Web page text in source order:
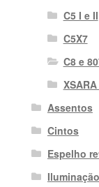
C5 I e II
C5X7
C8 e
Assentos
Cintos
Espelho
Iluminação